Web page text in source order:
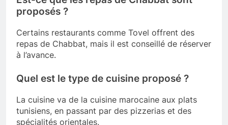
proposés ?
Certains restaurants comme Tovel offrent des
repas de Chabbat, mais il est conseillé de réserver
à l’avance.
Quel est le type de cuisine proposé ?
La cuisine va de la cuisine marocaine aux plats
tunisiens, en passant par des pizzerias et des
spécialités orientales.